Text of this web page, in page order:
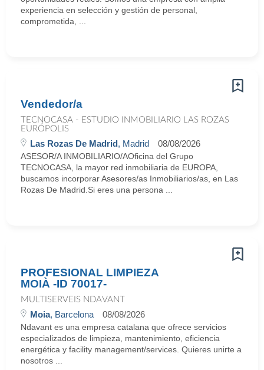
experiencia en selección y gestión de personal,
comprometida, ...
Vendedor/a
TECNOCASA - ESTUDIO INMOBILIARIO LAS ROZAS
EURÓPOLIS
Las Rozas De Madrid, Madrid 08/08/2026
ASESOR/A INMOBILIARIO/AOficina del Grupo
TECNOCASA, la mayor red inmobiliaria de EUROPA,
buscamos incorporar Asesores/as Inmobiliarios/as, en Las
Rozas De Madrid.Si eres una persona ...
PROFESIONAL LIMPIEZA
MOIÀ -ID 70017-
MULTISERVEIS NDAVANT
Moia, Barcelona 08/08/2026
Ndavant es una empresa catalana que ofrece servicios
especializados de limpieza, mantenimiento, eficiencia
energética y facility management/services. Quieres unirte a
nosotros ...